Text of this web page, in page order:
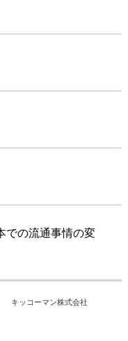
での流通事情の変
キッコーマン株式会社